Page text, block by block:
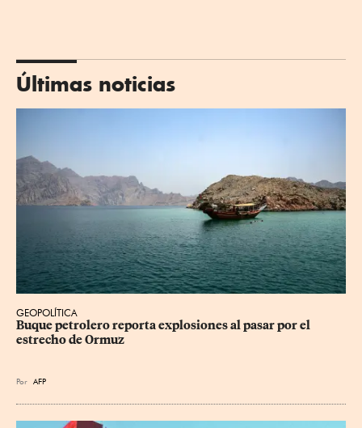
Últimas noticias
GEOPOLÍTICA
Buque petrolero reporta explosiones al pasar por el
estrecho de Ormuz
Por AFP